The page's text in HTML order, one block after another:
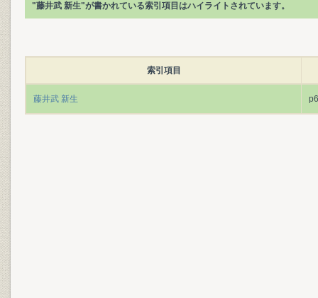
"藤井武 新生"が書かれている索引項目はハイライトされています。
索引項目
藤井武 新生 p6